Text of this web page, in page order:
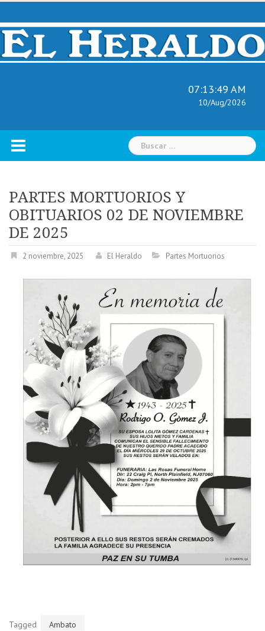
Skip
content
07:13:50 AM
10/Aug/2026
Buscar:
PARTES MORTUORIOS Y
OBITUARIOS 02 DE NOVIEMBRE
DE 2025
2 noviembre, 2025 El Heraldo Partes Mortuorios
Tagged Ambato